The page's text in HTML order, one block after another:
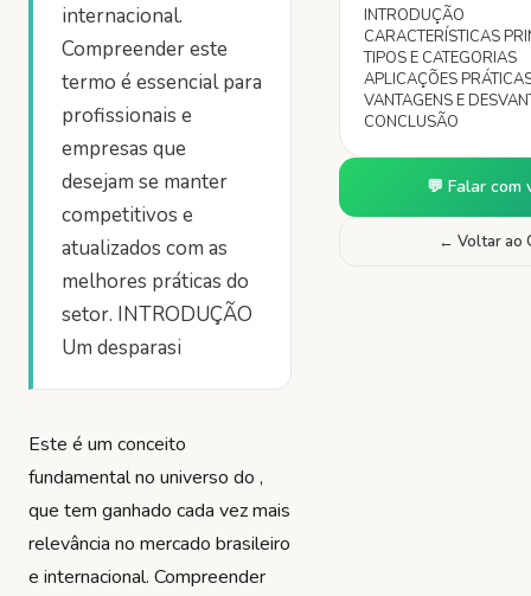
internacional.
Compreender este
termo é essencial para
profissionais e
empresas que
desejam se manter
competitivos e
atualizados com as
melhores práticas do
setor. INTRODUÇÃO
Um desparasi
Este é um conceito
fundamental no universo do ,
que tem ganhado cada vez mais
relevância no mercado brasileiro
e internacional. Compreender
INTRODUÇÃO
CARACTERÍSTICAS
TIPOS E CATEGORIAS
APLICAÇÕES
VANTAGENS E
CONCLUSÃO
💬 Falar com
← Voltar ao